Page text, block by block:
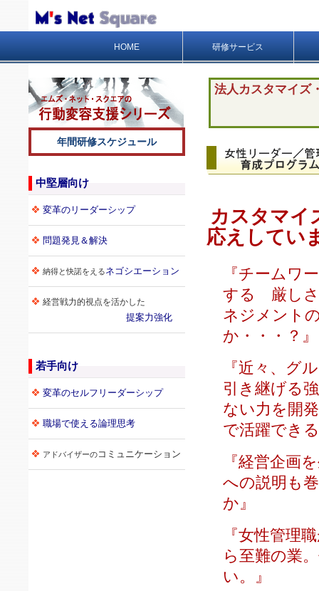
HOME 研修サービス
法人カスタマイズ
カスタマイ
応えしてい
『チームワ
する 厳しさ
ネジメント
か・・・？』
『近々、グ
引き継げる
ない力を開
で活躍でき
『経営企画
への説明も
か』
『女性管理
ら至難の業
い。』
年間研修スケジュール
中堅層向け
変革のリーダーシップ
問題発見＆解決
納得と快諾をえるネゴシエーション
経営戦力的視点を活かした
提案力強化
若手向け
変革のセルフリーダーシップ
職場で使える論理思考
アドバイザーのコミュニケーション